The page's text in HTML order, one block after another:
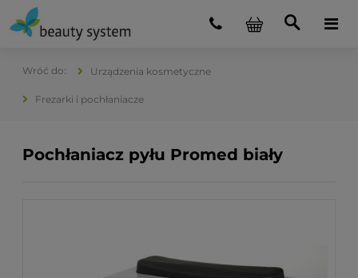
Urządzenia kosmetyczne
Frezarki i pochłaniacze
Pochłaniacz pyłu Promed biały